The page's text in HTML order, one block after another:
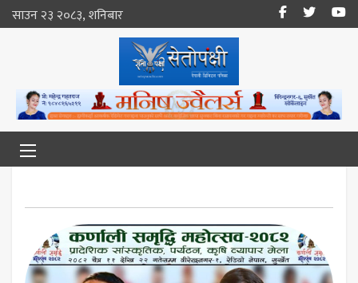
साउन २३ २०८३, शनिबार